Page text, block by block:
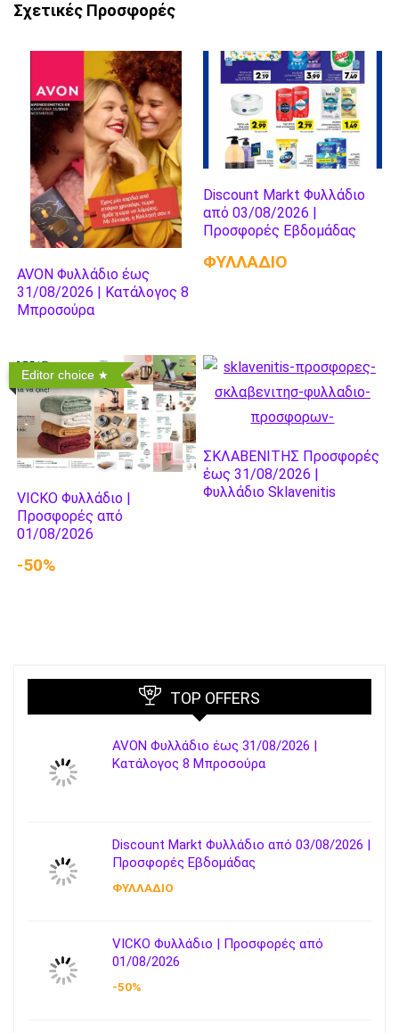
Σχετικές Προσφορές
AVON Φυλλάδιο έως
31/08/2026 | Κατάλογος 8
Μπροσούρα
Discount Markt Φυλλάδιο
από 03/08/2026 |
Προσφορές Εβδομάδας
ΦΥΛΛΑΔΙΟ
Editor choice
VICKO Φυλλάδιο |
Προσφορές από
01/08/2026
-50%
ΣΚΛΑΒΕΝΙΤΗΣ Προσφορές
έως 31/08/2026 |
Φυλλάδιο Sklavenitis
TOP OFFERS
AVON Φυλλάδιο έως 31/08/2026 |
Κατάλογος 8 Μπροσούρα
Discount Markt Φυλλάδιο από 03/08/2026 |
Προσφορές Εβδομάδας
ΦΥΛΛΑΔΙΟ
VICKO Φυλλάδιο | Προσφορές από
01/08/2026
-50%